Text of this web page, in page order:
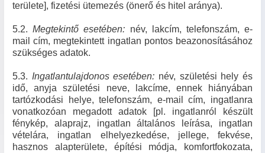
területe], fizetési ütemezés (önerő és hitel aránya).
5.2.Megtekintő esetében: név, lakcím, telefonszám, e-
mail cím, megtekintett ingatlan pontos beazonosításához
szükséges adatok.
5.3. Ingatlantulajdonos esetében: név, születési hely és
idő, anyja születési neve, lakcíme, ennek hiányában
tartózkodási helye, telefonszám, e-mail cím, ingatlanra
vonatkozóan megadott adatok [pl. ingatlanról készült
fénykép, alaprajz, ingatlan általános leírása, ingatlan
vételára, ingatlan elhelyezkedése, jellege, fekvése,
hasznos alapterülete, építési módja, komfortfokozata,